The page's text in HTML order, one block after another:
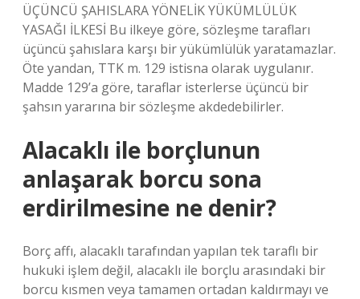
ÜÇÜNCÜ ŞAHISLARA YÖNELİK YÜKÜMLÜLÜK
YASAĞI İLKESİ Bu ilkeye göre, sözleşme tarafları
üçüncü şahıslara karşı bir yükümlülük yaratamazlar.
Öte yandan, TTK m. 129 istisna olarak uygulanır.
Madde 129’a göre, taraflar isterlerse üçüncü bir
şahsın yararına bir sözleşme akdedebilirler.
Alacaklı ile borçlunun
anlaşarak borcu sona
erdirilmesine ne denir?
Borç affı, alacaklı tarafından yapılan tek taraflı bir
hukuki işlem değil, alacaklı ile borçlu arasındaki bir
borcu kısmen veya tamamen ortadan kaldırmayı ve